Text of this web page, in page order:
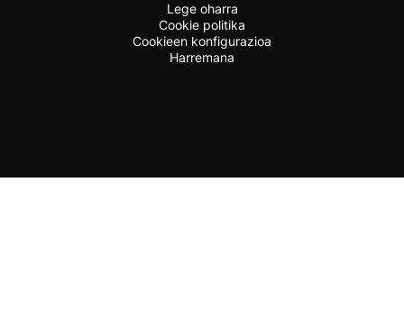
Lege oharra
Cookie politika
Cookieen konfigurazioa
Harremana